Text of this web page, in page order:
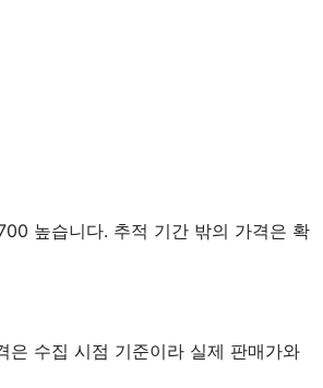
높습니다. 추적 기간 밖의 가격은 확
은 수집 시점 기준이라 실제 판매가와